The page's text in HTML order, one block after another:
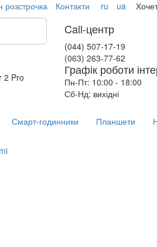
Контакти ru ua
2 Pro
Call-центр
(044) 507-17-19
(063) 263-77-62
Графік роботи
Пн-Пт: 10:00 - 18:00
Сб-Нд: вихідні
Смарт-годинники Планшети